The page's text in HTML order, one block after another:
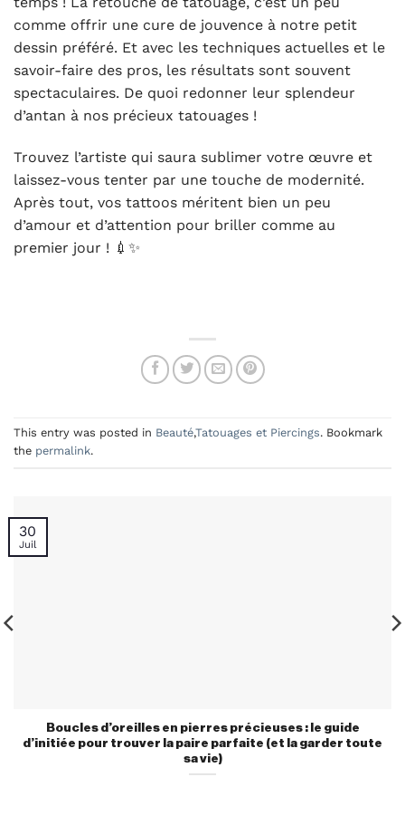
comme offrir une cure de jouvence à notre petit
dessin préféré. Et avec les techniques actuelles et le
savoir-faire des pros, les résultats sont souvent
spectaculaires. De quoi redonner leur splendeur
d’antan à nos précieux tatouages !
Trouvez l’artiste qui saura sublimer votre œuvre et
laissez-vous tenter par une touche de modernité.
Après tout, vos tattoos méritent bien un peu
d’amour et d’attention pour briller comme au
premier jour ! 💉✨
This entry was posted in Beauté,Tatouages et Piercings. Bookmark
the permalink.
Boucles d’oreilles en pierres précieuses : le guide
d’initiée pour trouver la paire parfaite (et la garder toute
sa vie)
30
Juil